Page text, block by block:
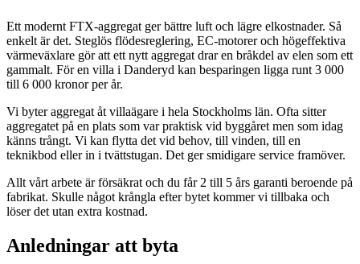
Ett modernt FTX-aggregat ger bättre luft och lägre elkostnader. Så
enkelt är det. Steglös flödesreglering, EC-motorer och högeffektiva
värmeväxlare gör att ett nytt aggregat drar en bråkdel av elen som ett
gammalt. För en villa i Danderyd kan besparingen ligga runt 3 000
till 6 000 kronor per år.
Vi byter aggregat åt villaägare i hela Stockholms län. Ofta sitter
aggregatet på en plats som var praktisk vid byggåret men som idag
känns trångt. Vi kan flytta det vid behov, till vinden, till en
teknikbod eller in i tvättstugan. Det ger smidigare service framöver.
Allt vårt arbete är försäkrat och du får 2 till 5 års garanti beroende på
fabrikat. Skulle något krångla efter bytet kommer vi tillbaka och
löser det utan extra kostnad.
Anledningar att byta